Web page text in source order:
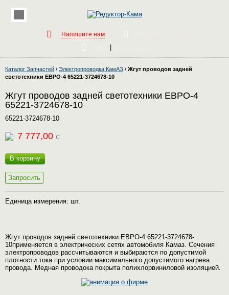
Напишите нам
Каталог Запчастей / Электропроводка КамАЗ / Жгут проводов задней
светотехники ЕВРО-4 65221-3724678-10
Жгут проводов задней светотехники ЕВРО-4
65221-3724678-10
65221-3724678-10
7 777,00 c
В корзину
Запросить
Единица измерения: шт.
Жгут проводов задней светотехники ЕВРО-4 65221-3724678-
10применяется в электрических сетях автомобиля Камаз. Сечения
электропроводов рассчитываются и выбираются по допустимой
плотности тока при условии максимального допустимого нагрева
провода. Медная проводока покрыта полихлорвиниловой изоляцией.